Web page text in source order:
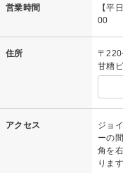
営業時間
【平
00
住所
〒
甘糟
アクセス
ジョ
ーの
角を
りま